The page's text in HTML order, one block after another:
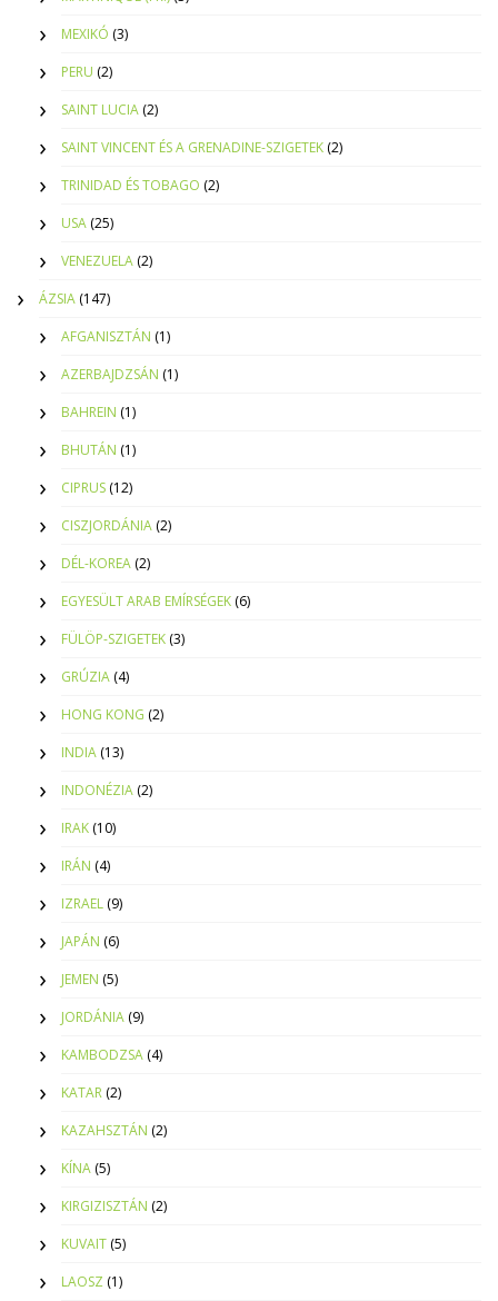
MEXIKÓ (3)
PERU (2)
SAINT LUCIA (2)
SAINT VINCENT ÉS A GRENADINE-SZIGETEK (2)
TRINIDAD ÉS TOBAGO (2)
USA (25)
VENEZUELA (2)
ÁZSIA (147)
AFGANISZTÁN (1)
AZERBAJDZSÁN (1)
BAHREIN (1)
BHUTÁN (1)
CIPRUS (12)
CISZJORDÁNIA (2)
DÉL-KOREA (2)
EGYESÜLT ARAB EMÍRSÉGEK (6)
FÜLÖP-SZIGETEK (3)
GRÚZIA (4)
HONG KONG (2)
INDIA (13)
INDONÉZIA (2)
IRAK (10)
IRÁN (4)
IZRAEL (9)
JAPÁN (6)
JEMEN (5)
JORDÁNIA (9)
KAMBODZSA (4)
KATAR (2)
KAZAHSZTÁN (2)
KÍNA (5)
KIRGIZISZTÁN (2)
KUVAIT (5)
LAOSZ (1)